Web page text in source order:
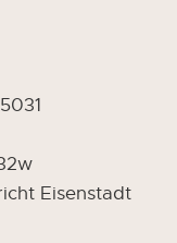
Eisenstadt